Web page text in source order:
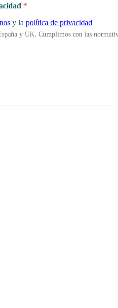
*
y la política de privacidad
y UK. Cumplimos con las